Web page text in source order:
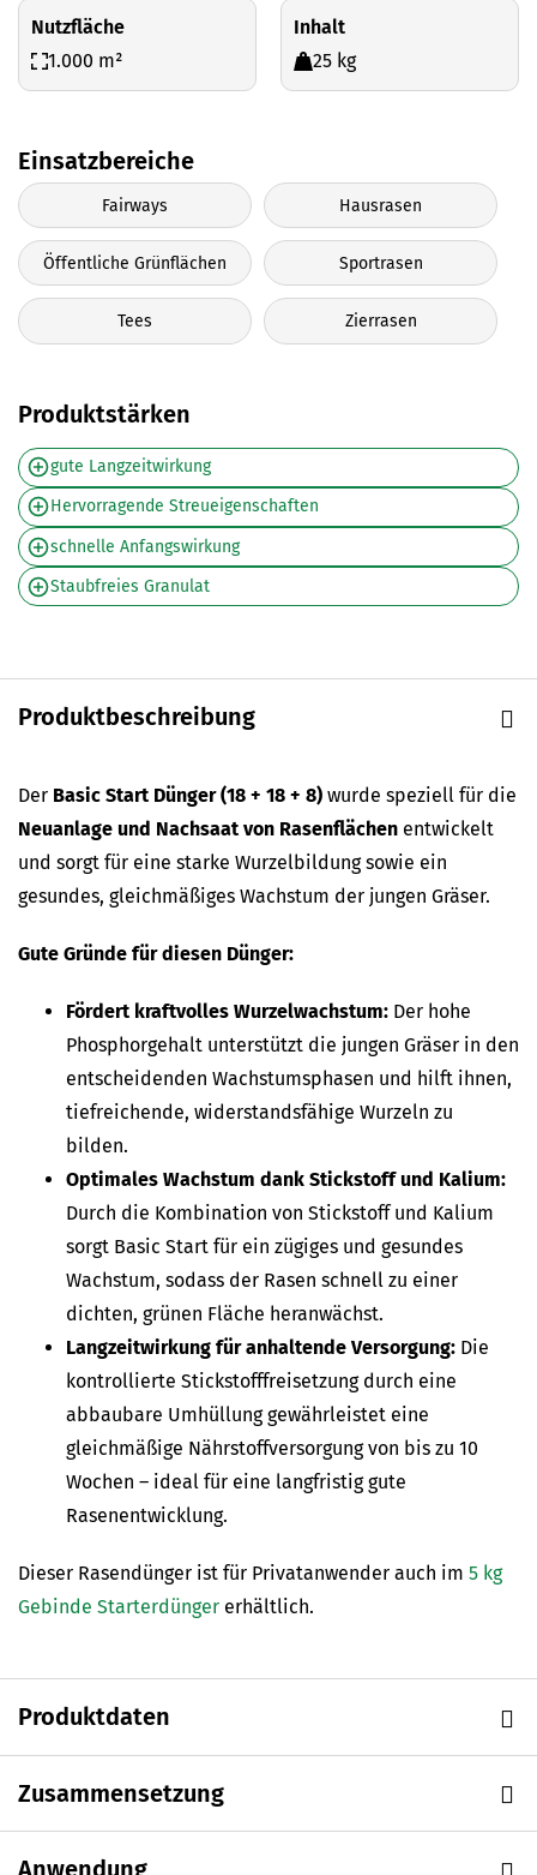
Produktstärken
gute Langzeitwirkung
Hervorragende Streueigenschaften
schnelle Anfangswirkung
Staubfreies Granulat
Einsatzbereiche
Fairways Hausrasen
Öffentliche Grünflächen Sportrasen
Tees Zierrasen
Nutzfläche
1.000 m²
Inhalt
25 kg
Produktbeschreibung
Der Basic Start Dünger (18 + 18 + 8) wurde speziell für die
Neuanlage und Nachsaat von Rasenflächen entwickelt
und sorgt für eine starke Wurzelbildung sowie ein
gesundes, gleichmäßiges Wachstum der jungen Gräser.
Gute Gründe für diesen Dünger:
Fördert kraftvolles Wurzelwachstum: Der hohe
Phosphorgehalt unterstützt die jungen Gräser in den
entscheidenden Wachstumsphasen und hilft ihnen,
tiefreichende, widerstandsfähige Wurzeln zu
bilden.
Optimales Wachstum dank Stickstoff und Kalium:
Durch die Kombination von Stickstoff und Kalium
sorgt Basic Start für ein zügiges und gesundes
Wachstum, sodass der Rasen schnell zu einer
dichten, grünen Fläche heranwächst.
Langzeitwirkung für anhaltende Versorgung: Die
kontrollierte Stickstofffreisetzung durch eine
abbaubare Umhüllung gewährleistet eine
gleichmäßige Nährstoffversorgung von bis zu 10
Wochen – ideal für eine langfristig gute
Rasenentwicklung.
Dieser Rasendünger ist für Privatanwender auch im 5 kg
Gebinde Starterdünger erhältlich.
Produktdaten
Zusammensetzung